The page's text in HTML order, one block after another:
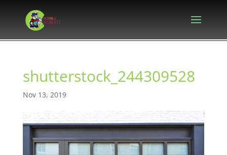
shutterstock_244309528
Nov 13, 2019